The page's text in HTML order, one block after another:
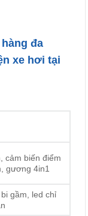
đa
xe hơi tại
cảm biến điểm
gương 4in1
gầm, led chỉ